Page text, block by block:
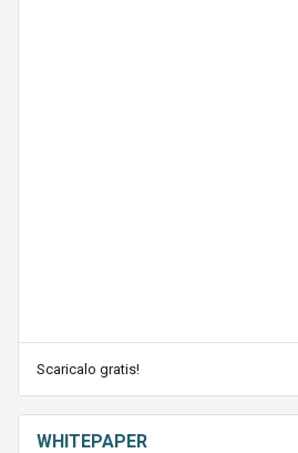
Scaricalo gratis!
WHITEPAPER